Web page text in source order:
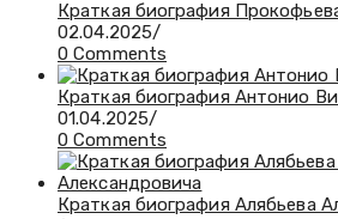
Краткая биография
02.04.2025/
0 Comments
Краткая биография Антонио
01.04.2025/
0 Comments
Краткая биография Алябьева